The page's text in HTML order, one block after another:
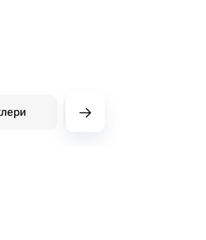
Східні солодощі